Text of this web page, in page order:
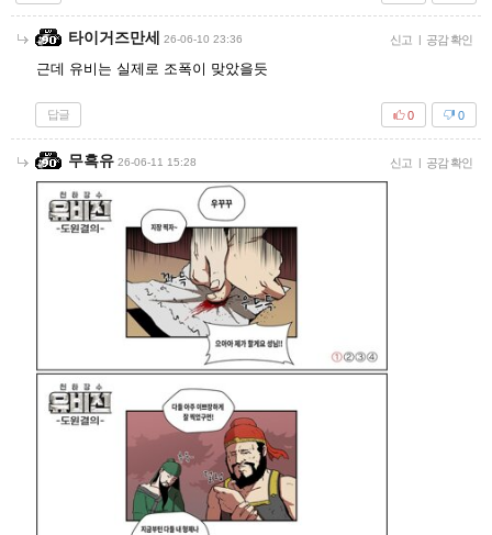
타이거즈만세 26-06-10 23:36 신고 공감 확인
근데 유비는 실제로 조폭이 맞았을듯
답글 0
0
무흑유 26-06-11 15:28 신고 공감 확인